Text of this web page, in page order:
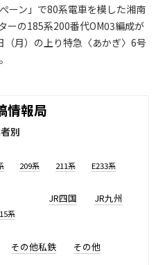
ーン」で80系電車を模した湘南
ーの185系200番代OM03編成が
月）の上り特急〈あかぎ〉6号
情報局
別
209系 211系 E233系
系
JR四国 JR九州
その他私鉄 その他